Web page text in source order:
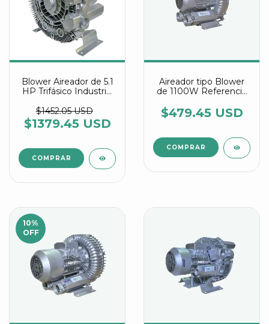
Blower Aireador de 5.1
HP Trifásico Industrial
0AW36-8
$1452.05 USD
$1379.45 USD
Aireador tipo Blower
de 1100W Referencia
$479.45 USD
10%
OFF